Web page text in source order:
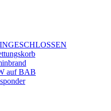
auf BAB